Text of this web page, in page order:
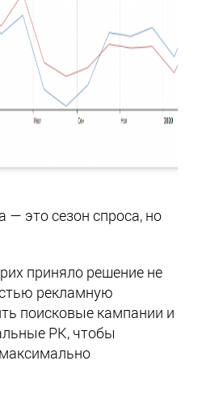
— это сезон спроса, но
приняло решение не
рекламную
поисковые кампании и
РК, чтобы